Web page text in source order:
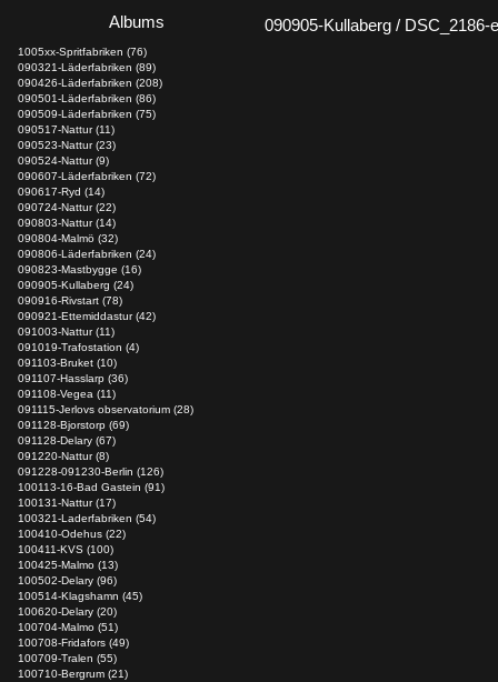
Albums
1005xx-Spritfabriken (76)
090321-Läderfabriken (89)
090426-Läderfabriken (208)
090501-Läderfabriken (86)
090509-Läderfabriken (75)
090517-Nattur (11)
090523-Nattur (23)
090524-Nattur (9)
090607-Läderfabriken (72)
090617-Ryd (14)
090724-Nattur (22)
090803-Nattur (14)
090804-Malmö (32)
090806-Läderfabriken (24)
090823-Mastbygge (16)
090905-Kullaberg (24)
090916-Rivstart (78)
090921-Ettemiddastur (42)
091003-Nattur (11)
091019-Trafostation (4)
091103-Bruket (10)
091107-Hasslarp (36)
091108-Vegea (11)
091115-Jerlovs observatorium (28)
091128-Bjorstorp (69)
091128-Delary (67)
091220-Nattur (8)
091228-091230-Berlin (126)
100113-16-Bad Gastein (91)
100131-Nattur (17)
100321-Laderfabriken (54)
100410-Odehus (22)
100411-KVS (100)
100425-Malmo (13)
100502-Delary (96)
100514-Klagshamn (45)
100620-Delary (20)
100704-Malmo (51)
100708-Fridafors (49)
100709-Tralen (55)
100710-Bergrum (21)
090905-Kullaberg / DSC_2186-